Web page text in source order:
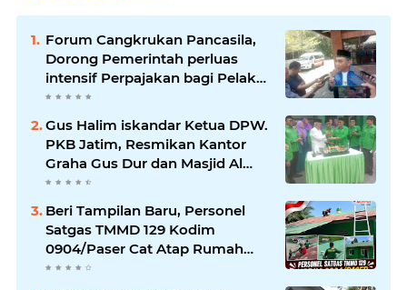
Forum Cangkrukan Pancasila,
Dorong Pemerintah perluas
intensif Perpajakan bagi Pelaku
Usaha UMKM.
Gus Halim iskandar Ketua DPW.
PKB Jatim, Resmikan Kantor
Graha Gus Dur dan Masjid Al
Iskandariyah, dorong Jadi Pusat
Umat.
Beri Tampilan Baru, Personel
Satgas TMMD 129 Kodim
0904/Paser Cat Atap Rumah
Marbot